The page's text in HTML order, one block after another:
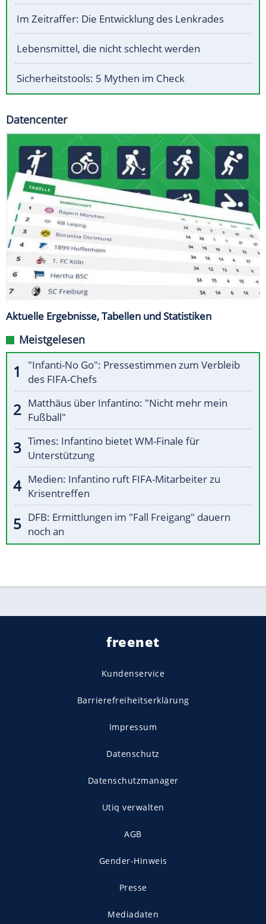
Im Zeitraffer: Die Entwicklung des Lenkrades
Lebensmittel, die nicht schlecht werden
Sicherheitstools: 5 Mythen im Check
Datencenter
Aktuelle Ergebnisse, Tabellen und Statistiken
Meistgelesen
"Infanti-No Go": Pressestimmen zum Verbleib
des FIFA-Chefs
Matthäus über Infantino: "Nicht mehr mein
Fußball"
Times: Infantino bietet WM-Finale für
Unterstützung
Medien: Infantino ruft FIFA-Mitarbeiter zu
Krisentreffen
DFB: Ermittlungen im "Fall Freigang" dauern
noch an
freenet
Kundenservice
Barrierefreiheitserklärung
Impressum
Datenschutz
Datenschutzmanager
Utiq verwalten
AGB
Gender-Hinweis
Presse
Mediadaten